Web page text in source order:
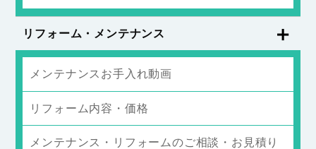
リフォーム・メンテナンス
メンテナンスお手入れ動画
リフォーム内容・価格
メンテナンス・リフォームのご相談・お見積り